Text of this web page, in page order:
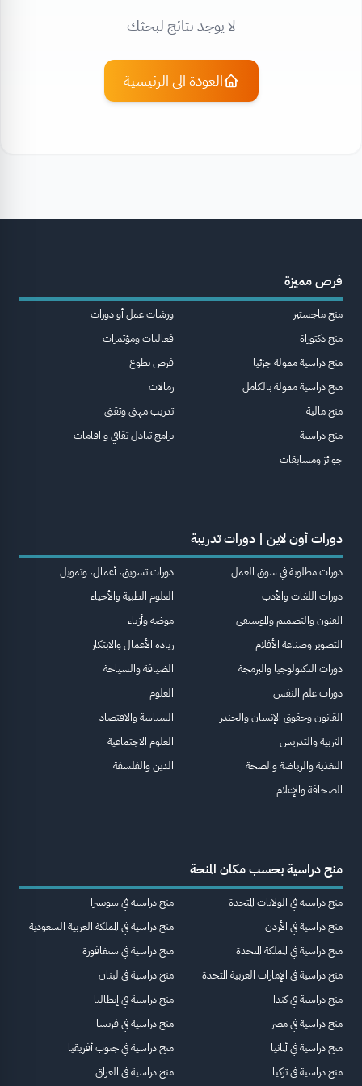
لا يوجد نتائج لبحثك
العودة الى الرئيسية
فرص مميزة
منح ماجستير
منح دكتوراة
منح دراسية ممولة جزئيا
منح دراسية ممولة بالكامل
منح مالية
منح دراسية
جوائز ومسابقات
ورشات عمل أو دورات
فعاليات ومؤتمرات
فرص تطوع
زمالات
تدريب مهني وتقني
برامج تبادل ثقافي و اقامات
دورات أون لاين | دورات تدريبة
دورات مطلوبة في سوق العمل
دورات اللغات والأدب
الفنون والتصميم والموسيقى
التصوير وصناعة الأفلام
دورات التكنولوجيا والبرمجة
دورات علم النفس
القانون وحقوق الإنسان والجندر
التربية والتدريس
التغذية والرياضة والصحة
الصحافة والإعلام
دورات تسويق، أعمال، وتمويل
العلوم الطبية والأحياء
موضة وأزياء
ريادة الأعمال والابتكار
الضيافة والسياحة
العلوم
السياسة والاقتصاد
العلوم الاجتماعية
الدين والفلسفة
منح دراسية بحسب مكان المنحة
منح دراسية في الولايات المتحدة
منح دراسية في الأردن
منح دراسية في المملكة المتحدة
منح دراسية في الإمارات العربية المتحدة
منح دراسية في كندا
منح دراسية في مصر
منح دراسية في ألمانيا
منح دراسية في تركيا
منح دراسية في سويسرا
منح دراسية في المملكة العربية السعودية
منح دراسية في سنغافورة
منح دراسية في لبنان
منح دراسية في إيطاليا
منح دراسية في فرنسا
منح دراسية في جنوب أفريقيا
منح دراسية في العراق